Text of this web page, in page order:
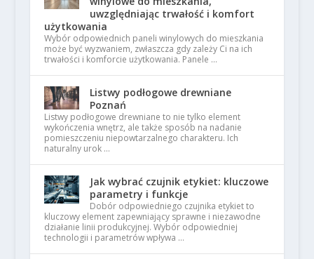
uwzględniając trwałość i komfort
użytkowania
Wybór odpowiednich paneli winylowych do mieszkania
może być wyzwaniem, zwłaszcza gdy zależy Ci na ich
trwałości i komforcie użytkowania. Panele …
Listwy podłogowe drewniane
Poznań
Listwy podłogowe drewniane to nie tylko element
wykończenia wnętrz, ale także sposób na nadanie
pomieszczeniu niepowtarzalnego charakteru. Ich
naturalny urok …
Jak wybrać czujnik etykiet: kluczowe
parametry i funkcje
Dobór odpowiedniego czujnika etykiet to
kluczowy element zapewniający sprawne i niezawodne
działanie linii produkcyjnej. Wybór odpowiedniej
technologii i parametrów wpływa …